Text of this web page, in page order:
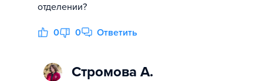
отделении?
0 0 Ответить
Стромова А.